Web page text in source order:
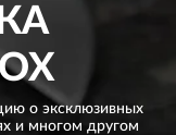
о эксклюзивных
и многом другом